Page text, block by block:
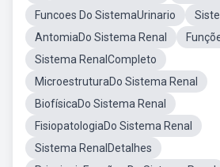
Funcoes Do SistemaUrinario
AntomiaDo Sistema Renal
Sistema RenalCompleto
MicroestruturaDo Sistema Renal
BiofísicaDo Sistema Renal
FisiopatologiaDo Sistema Renal
Sistema RenalDetalhes